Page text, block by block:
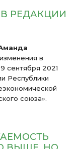
РЕДАКЦИИ
в
сентября 2021
Республики
союза».